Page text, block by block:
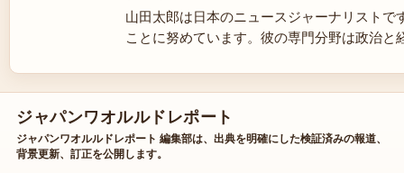
山田太郎は日本のニュースジャーナリスト
ことに努めています。彼の専門分野は政治と
ジャパンワオルルドレポート
ジャパンワオルルドレポート 編集部は、出典を明確にした検証済みの報道、
背景更新、訂正を公開します。